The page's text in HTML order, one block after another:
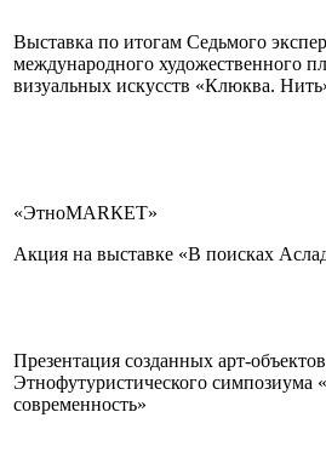
Выставка по итогам Седьмого
международного художественного
визуальных искусств «Клюква.
«ЭтноМАRКЕТ»
Акция на выставке «В поисках
Презентация созданных арт-
Этнофутуристического симпозиума
современность»